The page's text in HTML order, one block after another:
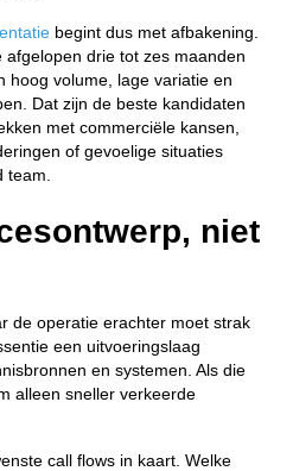
begint dus met afbakening.
drie tot zes maanden
hoog volume, lage variatie en
Dat zijn de beste kandidaten
met commerciële kansen,
of gevoelige situaties
team.
niet
de operatie erachter moet strak
een uitvoeringslaag
en systemen. Als die
alleen sneller verkeerde
call flows in kaart. Welke